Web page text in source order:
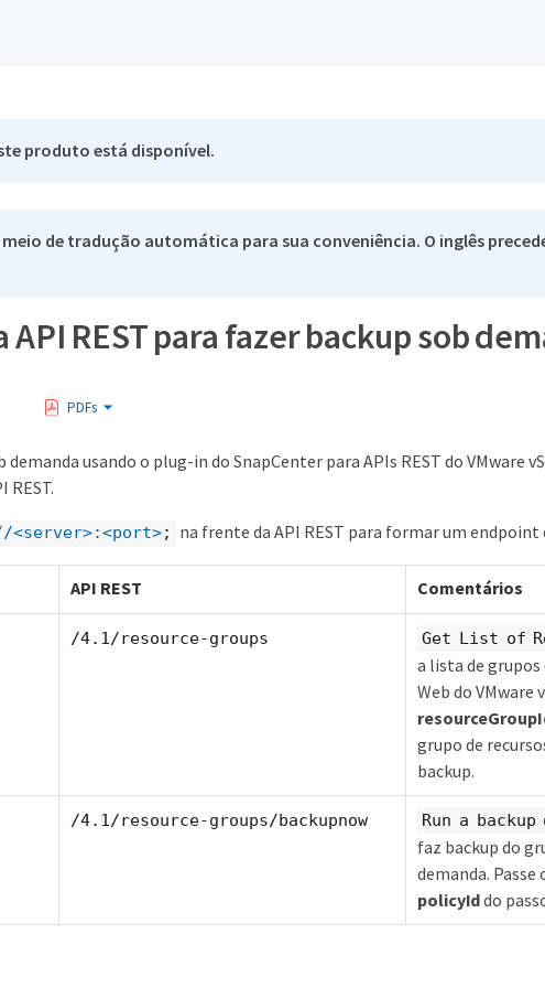
produto está disponível.
de tradução automática para sua conveniência. O inglês
REST para fazer backup sob
PDFs
usando o plug-in do SnapCenter para APIs REST do VMware
REST.
; na frente da API REST para formar um
API REST Comentários
/4.1/resource-groups Get List of
a lista de grupos
Web do VMware
grupo de
backup.
/4.1/resource-groups/backupnow Run a backup
faz backup do
demanda. Passe
policyIddo